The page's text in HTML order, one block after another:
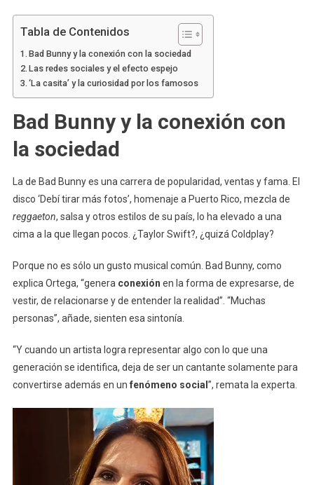
Tabla de Contenidos
Bad Bunny y la conexión con la sociedad
Las redes sociales y el efecto espejo
‘La casita’ y la curiosidad por los famosos
Bad Bunny y la conexión con
la sociedad
La de Bad Bunny es una carrera de popularidad, ventas y fama. El
disco ‘Debí tirar más fotos’, homenaje a Puerto Rico, mezcla de
reggaeton, salsa y otros estilos de su país, lo ha elevado a una
cima a la que llegan pocos. ¿Taylor Swift?, ¿quizá Coldplay?
Porque no es sólo un gusto musical común. Bad Bunny, como
explica Ortega, “genera conexión en la forma de expresarse, de
vestir, de relacionarse y de entender la realidad”. “Muchas
personas”, añade, sienten esa sintonía.
“Y cuando un artista logra representar algo con lo que una
generación se identifica, deja de ser un cantante solamente para
convertirse además en un fenómeno social ”, remata la experta.